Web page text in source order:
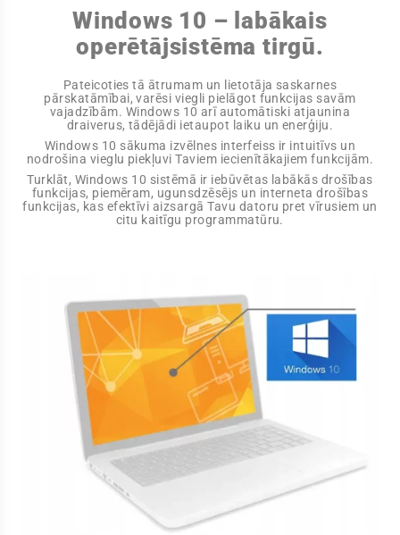
Windows 10 – labākais
operētājsistēma tirgū.
Pateicoties tā ātrumam un lietotāja saskarnes
pārskatāmībai, varēsi viegli pielāgot funkcijas savām
vajadzībām. Windows 10 arī automātiski atjaunina
draiverus, tādējādi ietaupot laiku un enerģiju.
Windows 10 sākuma izvēlnes interfeiss ir intuitīvs un
nodrošina vieglu piekļuvi Taviem iecienītākajiem funkcijām.
Turklāt, Windows 10 sistēmā ir iebūvētas labākās drošības
funkcijas, piemēram, ugunsdzēsējs un interneta drošības
funkcijas, kas efektīvi aizsargā Tavu datoru pret vīrusiem un
citu kaitīgu programmatūru.